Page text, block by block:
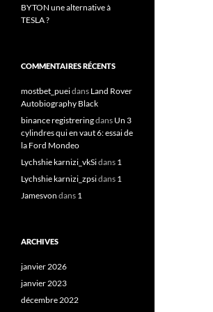
BYTON une alternative à
TESLA ?
COMMENTAIRES RÉCENTS
mostbet_pueidans Land Rover
Autobiography Black
binance registreringdans Un 3
cylindres qui en vaut 6: essai de
la Ford Mondeo
Lychshie karnizi_vkSidans 1
Lychshie karnizi_zpsidans 1
Jamesvon dans 1
ARCHIVES
janvier 2026
janvier 2023
décembre 2022